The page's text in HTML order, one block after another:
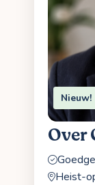
Nieuw!
Over
Heist-